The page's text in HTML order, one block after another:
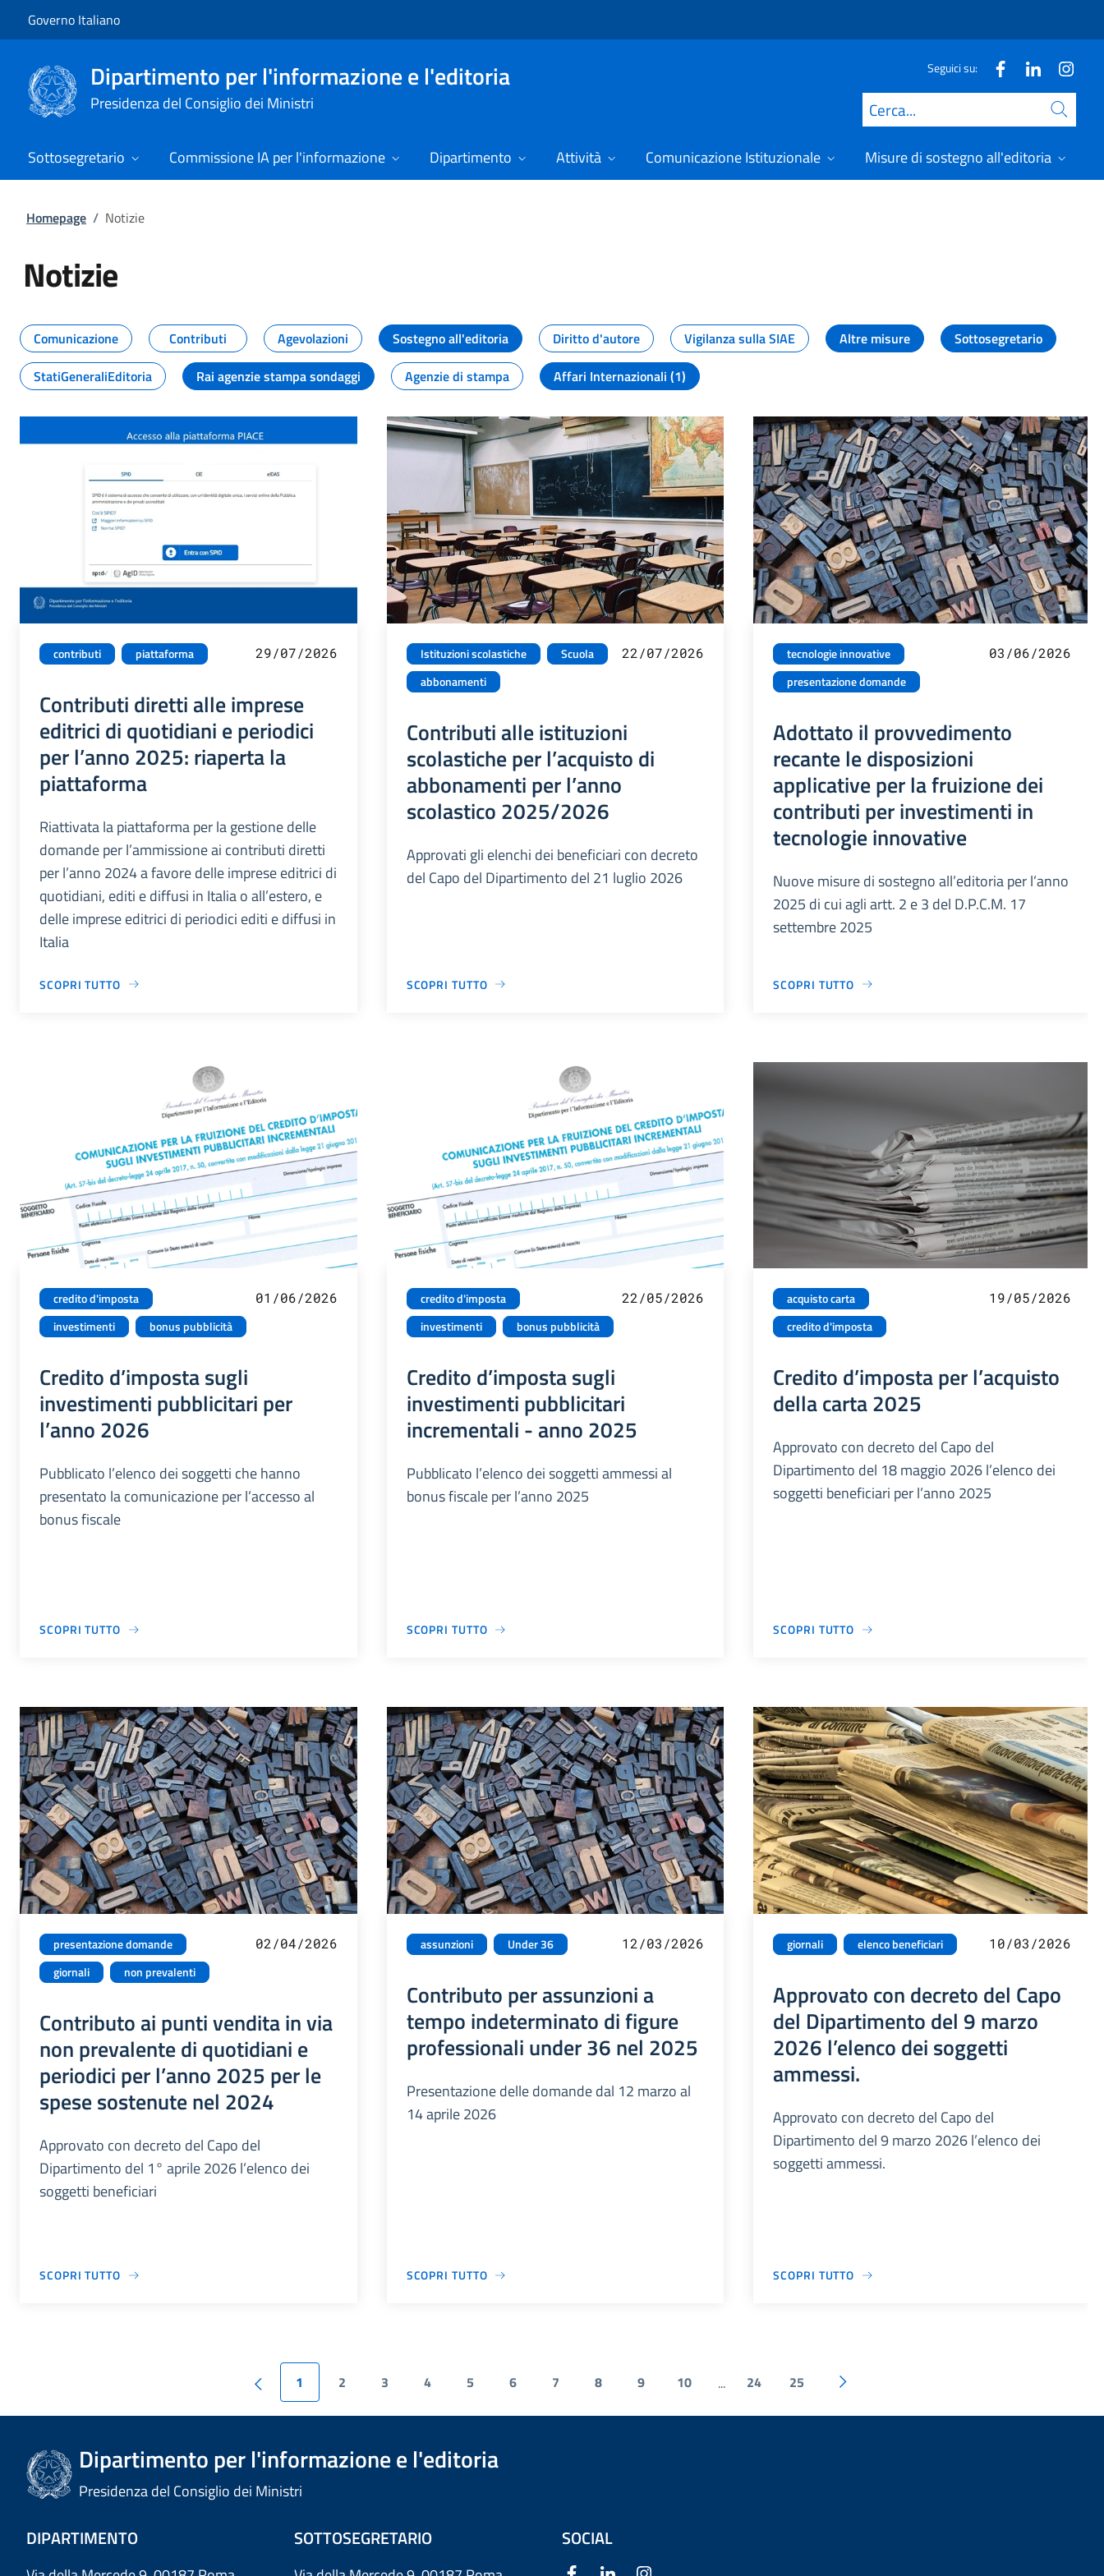
Governo Italiano
Dipartimento per l'informazione e l'editoria
Presidenza del Consiglio dei Ministri
Seguici su:
Cerca
Sottosegretario Commissione IA per l'informazione Dipartimento Attività Comunicazione Istituzionale Misure di sostegno all'editoria
Homepage / Notizie
Notizie
Tutti i contenuti della pagina Notizie
Comunicazione Contributi Agevolazioni Sostegno all'editoria Diritto d'autore Vigilanza sulla SIAE Altre misure
Sottosegretario
StatiGeneraliEditoria
Rai agenzie stampa sondaggi Agenzie di stampa Affari Internazionali (1)
contributi piattaforma 29/07/2026
Contributi diretti alle imprese
editrici di quotidiani e periodici
per l’anno 2025: riaperta la
piattaforma
Riattivata la piattaforma per la gestione delle
domande per l’ammissione ai contributi diretti
per l’anno 2024 a favore delle imprese editrici di
quotidiani, editi e diffusi in Italia o all’estero, e
delle imprese editrici di periodici editi e diffusi in
Italia
SCOPRI TUTTO
Istituzioni scolastiche
Scuola
abbonamenti
22/07/2026
Contributi alle istituzioni
scolastiche per l’acquisto di
abbonamenti per l’anno
scolastico 2025/2026
Approvati gli elenchi dei beneficiari con decreto
del Capo del Dipartimento del 21 luglio 2026
SCOPRI TUTTO
tecnologie innovative
presentazione domande
03/06/2026
Adottato il provvedimento
recante le disposizioni
applicative per la fruizione dei
contributi per investimenti in
tecnologie innovative
Nuove misure di sostegno all’editoria per l’anno
2025 di cui agli artt. 2 e 3 del D.P.C.M. 17
settembre 2025
SCOPRI TUTTO
credito d'imposta
investimenti
bonus pubblicità
01/06/2026
Credito d’imposta sugli
investimenti pubblicitari per
l’anno 2026
Pubblicato l’elenco dei soggetti che hanno
presentato la comunicazione per l’accesso al
bonus fiscale
SCOPRI TUTTO
credito d'imposta
investimenti
bonus pubblicità
22/05/2026
Credito d’imposta sugli
investimenti pubblicitari
incrementali - anno 2025
Pubblicato l’elenco dei soggetti ammessi al
bonus fiscale per l’anno 2025
SCOPRI TUTTO
acquisto carta
credito d'imposta
19/05/2026
Credito d’imposta per l’acquisto
della carta 2025
Approvato con decreto del Capo del
Dipartimento del 18 maggio 2026 l’elenco dei
soggetti beneficiari per l’anno 2025
SCOPRI TUTTO
presentazione domande
giornali
non prevalenti
02/04/2026
Contributo ai punti vendita in via
non prevalente di quotidiani e
periodici per l’anno 2025 per le
spese sostenute nel 2024
Approvato con decreto del Capo del
Dipartimento del 1° aprile 2026 l’elenco dei
soggetti beneficiari
SCOPRI TUTTO
assunzioni Under 36 12/03/2026
Contributo per assunzioni a
tempo indeterminato di figure
professionali under 36 nel 2025
Presentazione delle domande dal 12 marzo al
14 aprile 2026
SCOPRI TUTTO
giornali elenco beneficiari 10/03/2026
Approvato con decreto del Capo
del Dipartimento del 9 marzo
2026 l’elenco dei soggetti
ammessi.
Approvato con decreto del Capo del
Dipartimento del 9 marzo 2026 l’elenco dei
soggetti ammessi.
SCOPRI TUTTO
1 2 3 4 5 6 7 8 9 10 ... 24 25
Dipartimento per l'informazione e l'editoria
Presidenza del Consiglio dei Ministri
DIPARTIMENTO SOTTOSEGRETARIO SOCIAL